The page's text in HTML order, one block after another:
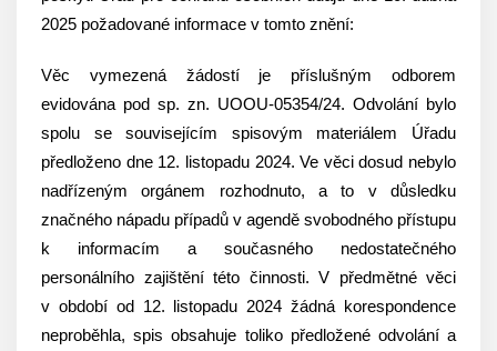
2025 požadované informace v tomto znění:
Věc vymezená žádostí je příslušným odborem
evidována pod sp. zn. UOOU-05354/24. Odvolání bylo
spolu se souvisejícím spisovým materiálem Úřadu
předloženo dne 12. listopadu 2024. Ve věci dosud nebylo
nadřízeným orgánem rozhodnuto, a to v důsledku
značného nápadu případů v agendě svobodného přístupu
k informacím a současného nedostatečného
personálního zajištění této činnosti. V předmětné věci
v období od 12. listopadu 2024 žádná korespondence
neproběhla, spis obsahuje toliko předložené odvolání a